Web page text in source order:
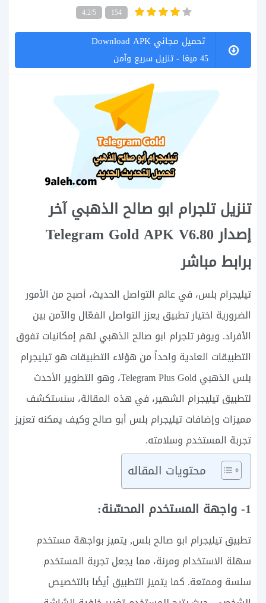
4.2/5 154
تحميل مجاني Download APK
45 ميغا - تنزيل سريع وآمن
تنزيل تلجرام ابو صالح الذهبي آخر
إصدار Telegram Gold APK V6.80
برابط مباشر
تيليجرام بلس، في عالم التواصل الحديث، أصبح من الأمور
الضرورية اختيار تطبيق يعزز التواصل الفعّال والآمن بين
الأفراد. ويوفر تلجرام ابو صالح الذهبي لهم إمكانيات تفوق
التطبيقات العادية واحداً من هؤلاء التطبيقات هو تيليجرام
بلس الذهبي Telegram Plus Gold، وهو التطوير الأحدث
لتطبيق تيليجرام الشهير، في هذه المقالة، سنستكشف
مميزات وإضافات تيليجرام بلس أبو صالح وكيف يمكنه تعزيز
تجربة المستخدم وسلامته.
محتويات المقاله
1- واجهة المستخدم المحسّنة:
تطبيق تيليجرام ابو صالح بلس, يتميز بواجهة مستخدم
سهلة الاستخدام ومرنة، مما يجعل تجربة المستخدم
سلسة وممتعة. كما يتميز التطبيق أيضًا بالتخصيص